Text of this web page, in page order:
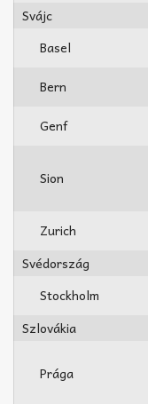
Svájc
Basel
Bern
Genf
Sion
Zurich
Svédország
Stockholm
Szlovákia
Prága